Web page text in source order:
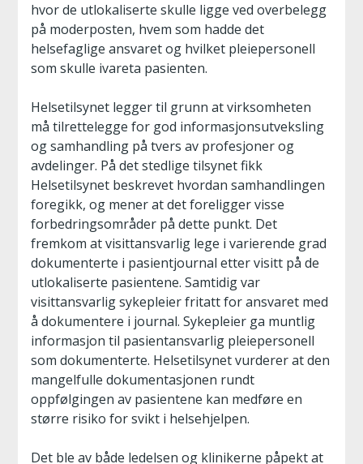
hvor de utlokaliserte skulle ligge ved overbelegg
på moderposten, hvem som hadde det
helsefaglige ansvaret og hvilket pleiepersonell
som skulle ivareta pasienten.
Helsetilsynet legger til grunn at virksomheten
må tilrettelegge for god informasjonsutveksling
og samhandling på tvers av profesjoner og
avdelinger. På det stedlige tilsynet fikk
Helsetilsynet beskrevet hvordan samhandlingen
foregikk, og mener at det foreligger visse
forbedringsområder på dette punkt. Det
fremkom at visittansvarlig lege i varierende grad
dokumenterte i pasientjournal etter visitt på de
utlokaliserte pasientene. Samtidig var
visittansvarlig sykepleier fritatt for ansvaret med
å dokumentere i journal. Sykepleier ga muntlig
informasjon til pasientansvarlig pleiepersonell
som dokumenterte. Helsetilsynet vurderer at den
mangelfulle dokumentasjonen rundt
oppfølgingen av pasientene kan medføre en
større risiko for svikt i helsehjelpen.
Det ble av både ledelsen og klinikerne påpekt at